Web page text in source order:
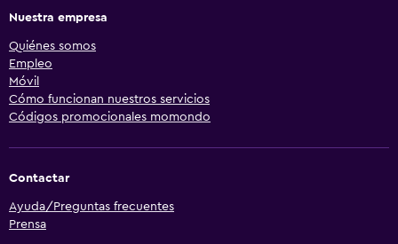
Nuestra empresa
Quiénes somos
Empleo
Móvil
Cómo funcionan nuestros servicios
Códigos promocionales momondo
Contactar
Ayuda/Preguntas frecuentes
Prensa